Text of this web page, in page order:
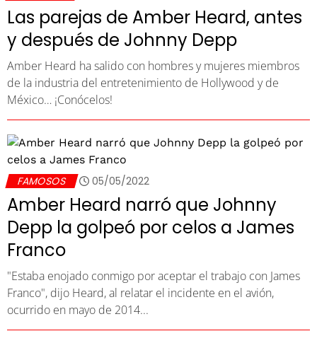
Las parejas de Amber Heard, antes
y después de Johnny Depp
Amber Heard ha salido con hombres y mujeres miembros
de la industria del entretenimiento de Hollywood y de
México… ¡Conócelos!
FAMOSOS 05/05/2022
Amber Heard narró que Johnny
Depp la golpeó por celos a James
Franco
"Estaba enojado conmigo por aceptar el trabajo con James
Franco", dijo Heard, al relatar el incidente en el avión,
ocurrido en mayo de 2014...